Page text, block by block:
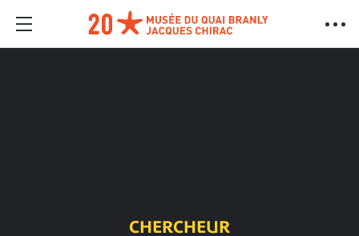
CHERCHEUR